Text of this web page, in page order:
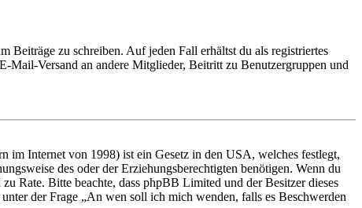
Beiträge zu schreiben. Auf jeden Fall erhältst du als registriertes
Versand an andere Mitglieder, Beitritt zu Benutzergruppen und
im Internet von 1998) ist ein Gesetz in den USA, welches festlegt,
des oder der Erziehungsberechtigten benötigen. Wenn du
Rate. Bitte beachte, dass phpBB Limited und der Besitzer dieses
der Frage „An wen soll ich mich wenden, falls es Beschwerden